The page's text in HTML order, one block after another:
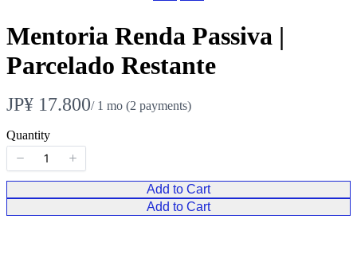
Mentoria Renda Passiva |
Parcelado Restante
N
o
w
JP¥ 17.800/ 1 mo (2 payments)
Quantity
Add to Cart
Add to Cart